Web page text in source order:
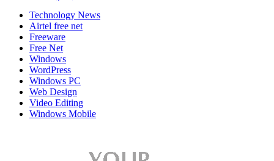
Technology News
Airtel free net
Freeware
Free Net
Windows
WordPress
Windows PC
Web Design
Video Editing
Windows Mobile